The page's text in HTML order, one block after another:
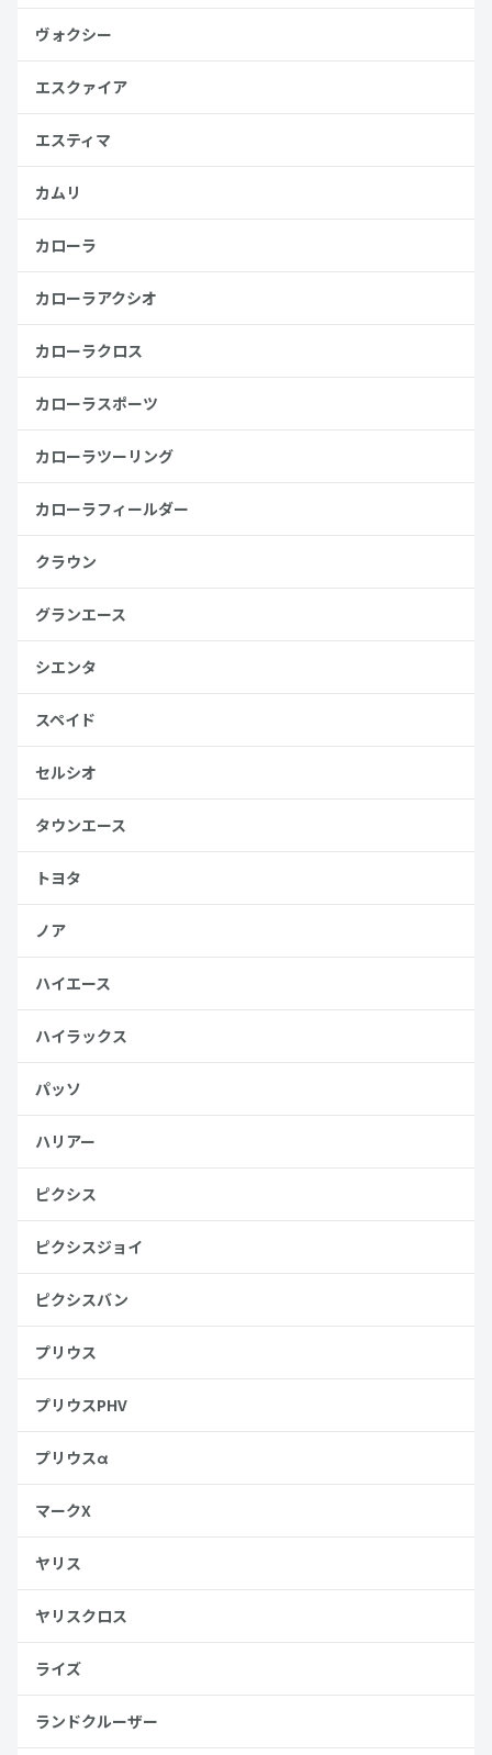
ヴォクシー
エスクァイア
エスティマ
カムリ
カローラ
カローラアクシオ
カローラクロス
カローラスポーツ
カローラツーリング
カローラフィールダー
クラウン
グランエース
シエンタ
スペイド
セルシオ
タウンエース
トヨタ
ノア
ハイエース
ハイラックス
パッソ
ハリアー
ピクシス
ピクシスジョイ
ピクシスバン
プリウス
プリウスPHV
プリウスα
マークX
ヤリス
ヤリスクロス
ライズ
ランドクルーザー